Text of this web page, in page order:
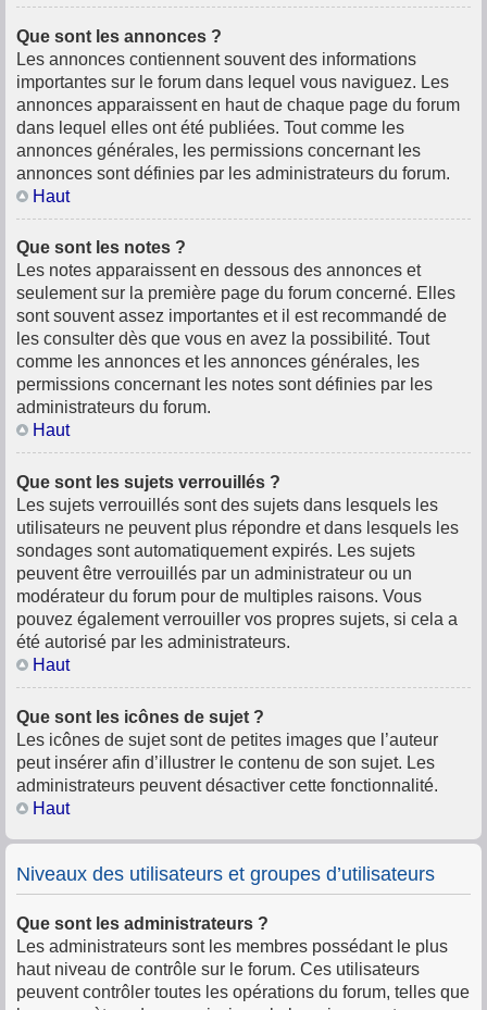
Que sont les annonces ?
Les annonces contiennent souvent des informations
importantes sur le forum dans lequel vous naviguez. Les
annonces apparaissent en haut de chaque page du forum
dans lequel elles ont été publiées. Tout comme les
annonces générales, les permissions concernant les
annonces sont définies par les administrateurs du forum.
Haut
Que sont les notes ?
Les notes apparaissent en dessous des annonces et
seulement sur la première page du forum concerné. Elles
sont souvent assez importantes et il est recommandé de
les consulter dès que vous en avez la possibilité. Tout
comme les annonces et les annonces générales, les
permissions concernant les notes sont définies par les
administrateurs du forum.
Haut
Que sont les sujets verrouillés ?
Les sujets verrouillés sont des sujets dans lesquels les
utilisateurs ne peuvent plus répondre et dans lesquels les
sondages sont automatiquement expirés. Les sujets
peuvent être verrouillés par un administrateur ou un
modérateur du forum pour de multiples raisons. Vous
pouvez également verrouiller vos propres sujets, si cela a
été autorisé par les administrateurs.
Haut
Que sont les icônes de sujet ?
Les icônes de sujet sont de petites images que l’auteur
peut insérer afin d’illustrer le contenu de son sujet. Les
administrateurs peuvent désactiver cette fonctionnalité.
Haut
Niveaux des utilisateurs et groupes d’utilisateurs
Que sont les administrateurs ?
Les administrateurs sont les membres possédant le plus
haut niveau de contrôle sur le forum. Ces utilisateurs
peuvent contrôler toutes les opérations du forum, telles que